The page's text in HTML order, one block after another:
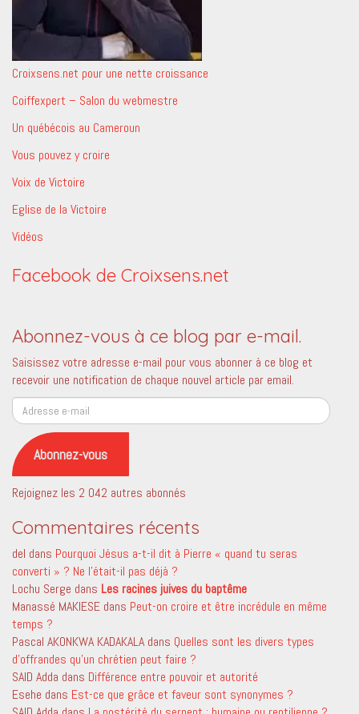
Croixsens.net pour une nette croissance
Coiffexpert – Salon du webmestre
Un québécois au Cameroun
Vous pouvez y croire
Voix de Victoire
Eglise de la Victoire
Vidéos
Facebook de Croixsens.net
Abonnez-vous à ce blog par e-mail.
Saisissez votre adresse e-mail pour vous abonner à ce blog et
recevoir une notification de chaque nouvel article par email.
Adresse
e-
mail
Abonnez-vous
Rejoignez les 2 042 autres abonnés
Commentaires récents
del dans Pourquoi Jésus a-t-il dit à Pierre « quand tu seras
converti » ? Ne l’était-il pas déjà ?
Lochu Serge dans Les racines juives du baptême
Manassé MAKIESE dans Peut-on croire et être incrédule en même
temps ?
Pascal AKONKWA KADAKALA dans Quelles sont les divers types
d’offrandes qu’un chrétien peut faire ?
SAID Adda dans Différence entre pouvoir et autorité
Esehe dans Est-ce que grâce et faveur sont synonymes ?